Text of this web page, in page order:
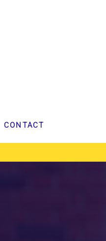
CONTACT